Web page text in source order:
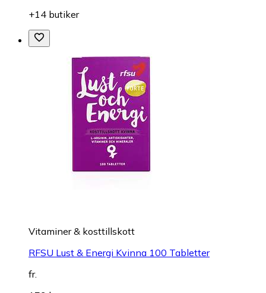
+14 butiker
Vitaminer & kosttillskott
RFSU Lust & Energi Kvinna 100 Tabletter
fr.